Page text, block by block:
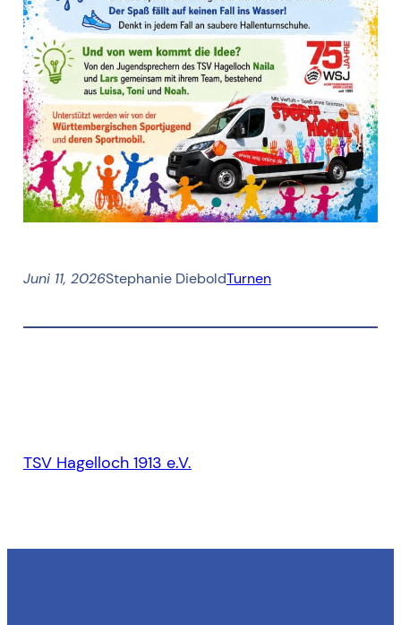
Juni 11, 2026Stephanie DieboldTurnen
TSV Hagelloch 1913 e.V.